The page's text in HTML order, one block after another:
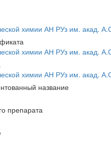
химии АН РУз им. акад.
химии АН РУз им. акад.
химии АН РУз им. акад.
название
препарата